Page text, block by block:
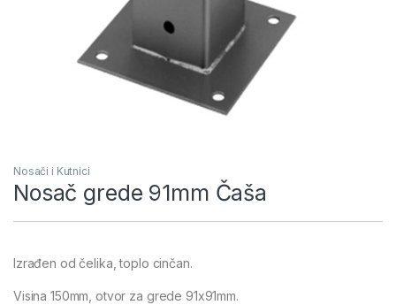
Nosači i Kutnici
Nosač grede 91mm Čaša
Izrađen od čelika, toplo cinčan.
Visina 150mm, otvor za grede 91x91mm.